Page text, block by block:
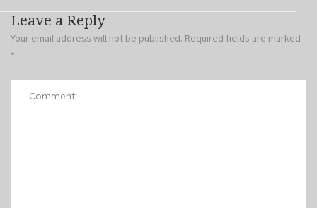
Leave a Reply
Your email address will not be published. Required fields are marked
*